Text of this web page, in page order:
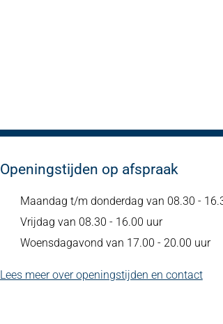
Openingstijden op afspraak
Maandag t/m donderdag van 08.30 -
Vrijdag van 08.30 - 16.00 uur
Woensdagavond van 17.00 - 20.00 uur
Lees meer over openingstijden en contact